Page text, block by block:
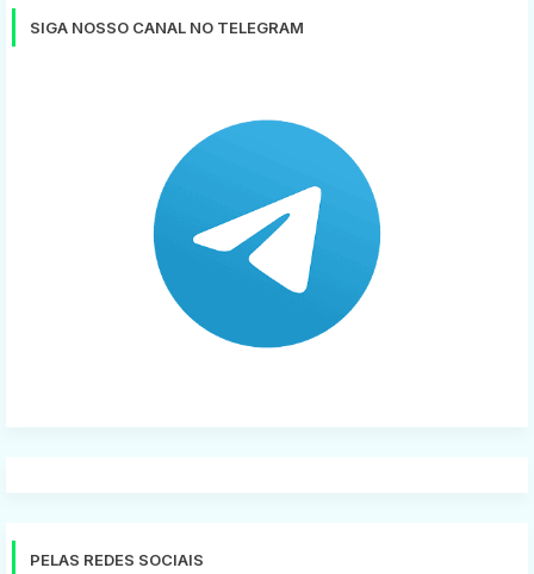
SIGA NOSSO CANAL NO TELEGRAM
PELAS REDES SOCIAIS